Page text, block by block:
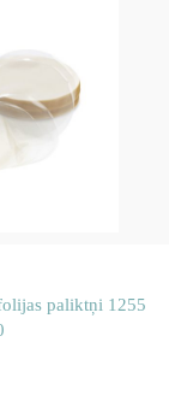
paliktņi 1255